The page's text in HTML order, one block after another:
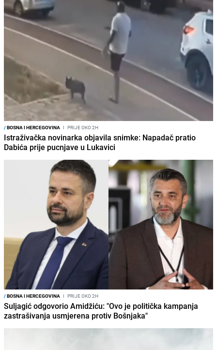
/BOSNA I HERCEGOVINA I PRIJE OKO 2H
Istraživačka novinarka objavila snimke: Napadač pratio
Dabića prije pucnjave u Lukavici
/BOSNA I HERCEGOVINA I PRIJE OKO 2H
Suljagić odgovorio Amidžiću: "Ovo je politička kampanja
zastrašivanja usmjerena protiv Bošnjaka"